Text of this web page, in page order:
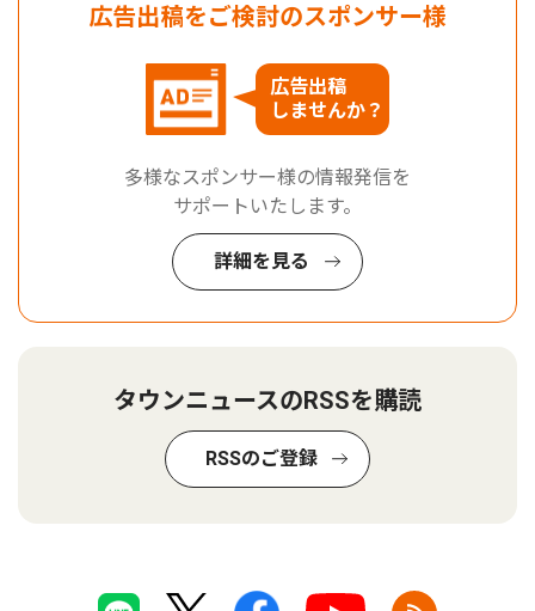
広告出稿をご検討のスポンサー様
広告出稿
しませんか？
多様なスポンサー様の情報発信を
サポートいたします。
詳細を見る
タウンニュースのRSSを購読
RSSのご登録